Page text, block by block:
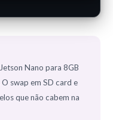
Nano para 8GB
swap em SD card e
que não cabem na